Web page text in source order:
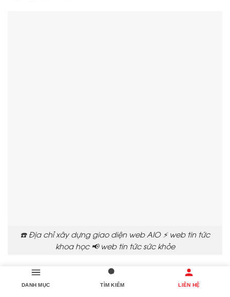
☎️ Địa chỉ xây dựng giao diện web AIO ⚡ web tin tức
khoa học 📢 web tin tức sức khỏe
📱 3. Làm thế nào để chọn nhà cung cấp tạo giao
diện web phù hợp?
DANH MỤC TÌM KIẾM LIÊN HỆ